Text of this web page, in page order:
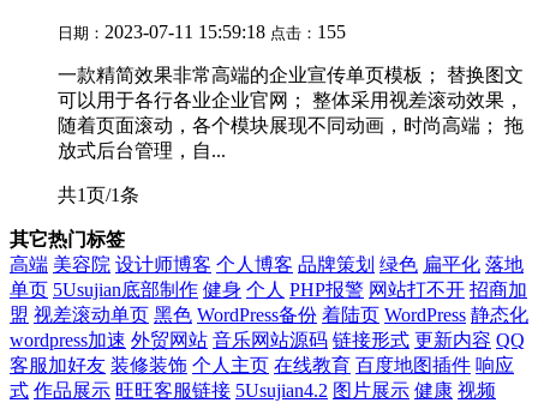
日期： 2023-07-11 15:59:18 点击： 155
一款精简效果非常高端的企业宣传单页模板； 替换图文
可以用于各行各业企业官网； 整体采用视差滚动效果，
随着页面滚动，各个模块展现不同动画，时尚高端； 拖
放式后台管理，自...
共1页/1条
其它热门标签
高端 美容院 设计师博客 个人博客 品牌策划 绿色 扁平化 落地
单页 5Usujian底部制作 健身 个人 PHP报警 网站打不开 招商加
盟 视差滚动单页 黑色 WordPress备份 着陆页 WordPress 静态化
wordpress加速 外贸网站 音乐网站源码 链接形式 更新内容 QQ
客服加好友 装修装饰 个人主页 在线教育 百度地图插件 响应
式 作品展示 旺旺客服链接 5Usujian4.2 图片展示 健康 视频